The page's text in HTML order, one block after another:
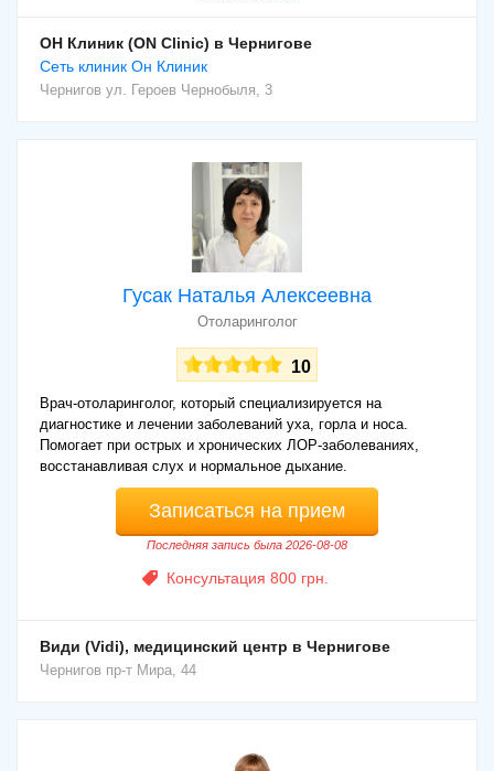
ОН Клиник (ON Clinic) в Чернигове
Cеть клиник Он Клиник
Чернигов ул. Героев Чернобыля, 3
Гусак Наталья Алексеевна
Отоларинголог
10
Врач-отоларинголог, который специализируется на
диагностике и лечении заболеваний уха, горла и носа.
Помогает при острых и хронических ЛОР-заболеваниях,
восстанавливая слух и нормальное дыхание.
Записаться на прием
Последняя запись была 2026-08-08
Консультация 800 грн.
Види (Vidi), медицинский центр в Чернигове
Чернигов пр-т Мира, 44